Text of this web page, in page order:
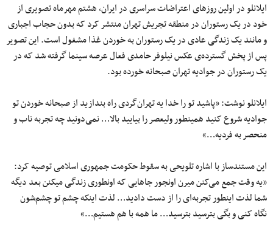
ایلانلو در اولین روزهای اعتراضات سراسری در ایران، هشتم مهرماه تصویری از
خود در یک رستوران در منطقه تجریش تهران منتشر کرد که بدون حجاب اجباری
و مانند یک زندگی عادی در یک رستوران به خوردن غذا مشغول است. این تصویر
پس از پخش گسترده‌ی عکس نیلوفر حامدی فعال عرصه سینما گرفته شد که در
یک رستوران در جوادیه تهران صبحانه خورده بود.
ایلانلو نوشت: «پاشید تو را خدا یه تهران‌گردی راه بندازید از صبحانه خوردن تو
جوادیه شروع کنید همینطور ولیعصر را بیایید بالا… نمی‌دونید چه تجربه ناب و
منحصر به فردیه…»
این مستندساز با اشاره تلویحی به سقوط حکومت جمهوری اسلامی توصیه کرد:
«یه وقت جمع می‌کنن میرن اونجور جاهایی که اونطوری زندگی میکنن بعد دیگه
شما لذت اینطور تجربه‌ای را از دست دادید… لذت اینکه چشم تو چشم‌شون
نگاه کنی و بگی بترسید بترسید… ما همه با هم هستیم…»